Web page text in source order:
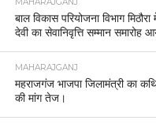
MAHARAJGANJ
बाल विकास परियोजना विभाग
देवी का सेवानिवृत्ति सम्मान समारोह
MAHARAJGANJ
महराजगंज भाजपा जिलामंत्री का
की मांग तेज।